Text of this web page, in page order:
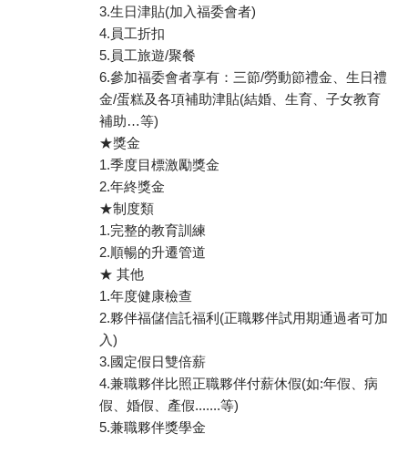
3.生日津貼(加入福委會者)
4.員工折扣
5.員工旅遊/聚餐
6.參加福委會者享有：三節/勞動節禮金、生日禮
金/蛋糕及各項補助津貼(結婚、生育、子女教育
補助…等)
★獎金
1.季度目標激勵獎金
2.年終獎金
★制度類
1.完整的教育訓練
2.順暢的升遷管道
★ 其他
1.年度健康檢查
2.夥伴福儲信託福利(正職夥伴試用期通過者可加
入)
3.國定假日雙倍薪
4.兼職夥伴比照正職夥伴付薪休假(如:年假、病
假、婚假、產假.......等)
5.兼職夥伴獎學金